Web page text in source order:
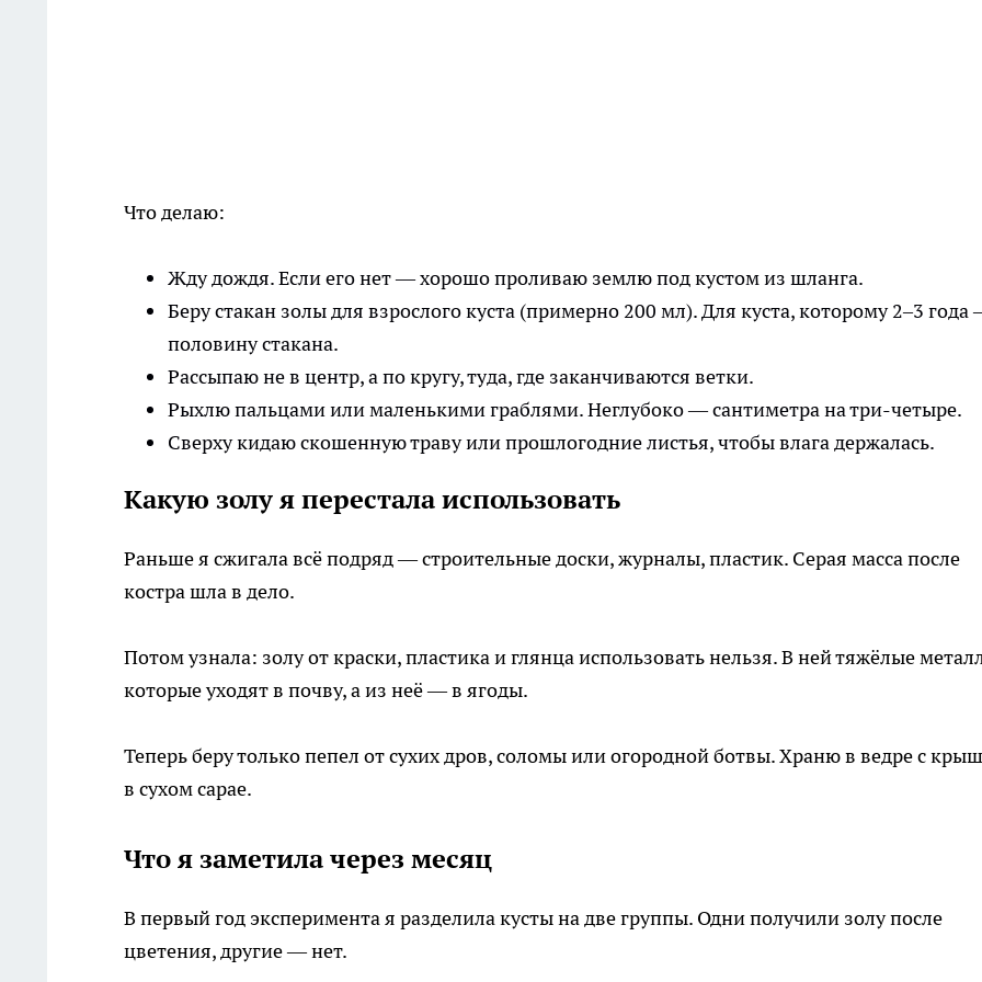
Что делаю:
Жду дождя. Если его нет — хорошо проливаю землю под кустом из шланга.
Беру стакан золы для взрослого куста (примерно 200 мл). Для куста, которому 2–3 года
половину стакана.
Рассыпаю не в центр, а по кругу, туда, где заканчиваются ветки.
Рыхлю пальцами или маленькими граблями. Неглубоко — сантиметра на три-четыре.
Сверху кидаю скошенную траву или прошлогодние листья, чтобы влага держалась.
Какую золу я перестала использовать
Раньше я сжигала всё подряд — строительные доски, журналы, пластик. Серая масса после
костра шла в дело.
Потом узнала: золу от краски, пластика и глянца использовать нельзя. В ней тяжёлые
которые уходят в почву, а из неё — в ягоды.
Теперь беру только пепел от сухих дров, соломы или огородной ботвы. Храню в ведре с
в сухом сарае.
Что я заметила через месяц
В первый год эксперимента я разделила кусты на две группы. Одни получили золу после
цветения, другие — нет.